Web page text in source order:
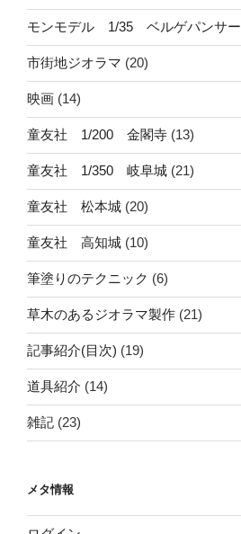
モンモデル 1/35 ベルゲパンサー
市街地ジオラマ (20)
映画 (14)
童友社 1/200 金閣寺 (13)
童友社 1/350 岐阜城 (21)
童友社 松本城 (20)
童友社 高知城 (10)
筆塗りのテクニック (6)
草木のあるジオラマ製作 (21)
記事紹介(目次) (19)
道具紹介 (14)
雑記 (23)
メタ情報